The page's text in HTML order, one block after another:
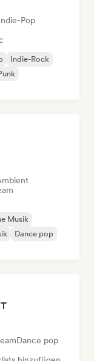
Pop
Indie-Rock
Musik
Dance pop
Dance pop